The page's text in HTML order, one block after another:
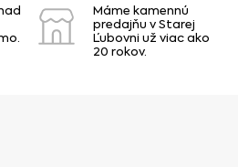
Máme kamennú
predajňu v Starej
Ľubovni už viac ako
20 rokov.